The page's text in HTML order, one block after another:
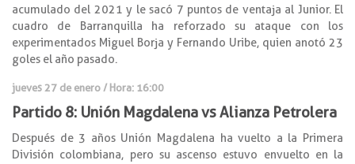
acumulado del 2021 y le sacó 7 puntos de ventaja al Junior. El
cuadro de Barranquilla ha reforzado su ataque con los
experimentados Miguel Borja y Fernando Uribe, quien anotó 23
goles el año pasado.
jueves 27 de enero / Hora: 16:00
Partido 8: Unión Magdalena vs Alianza Petrolera
Después de 3 años Unión Magdalena ha vuelto a la Primera
División colombiana, pero su ascenso estuvo envuelto en la